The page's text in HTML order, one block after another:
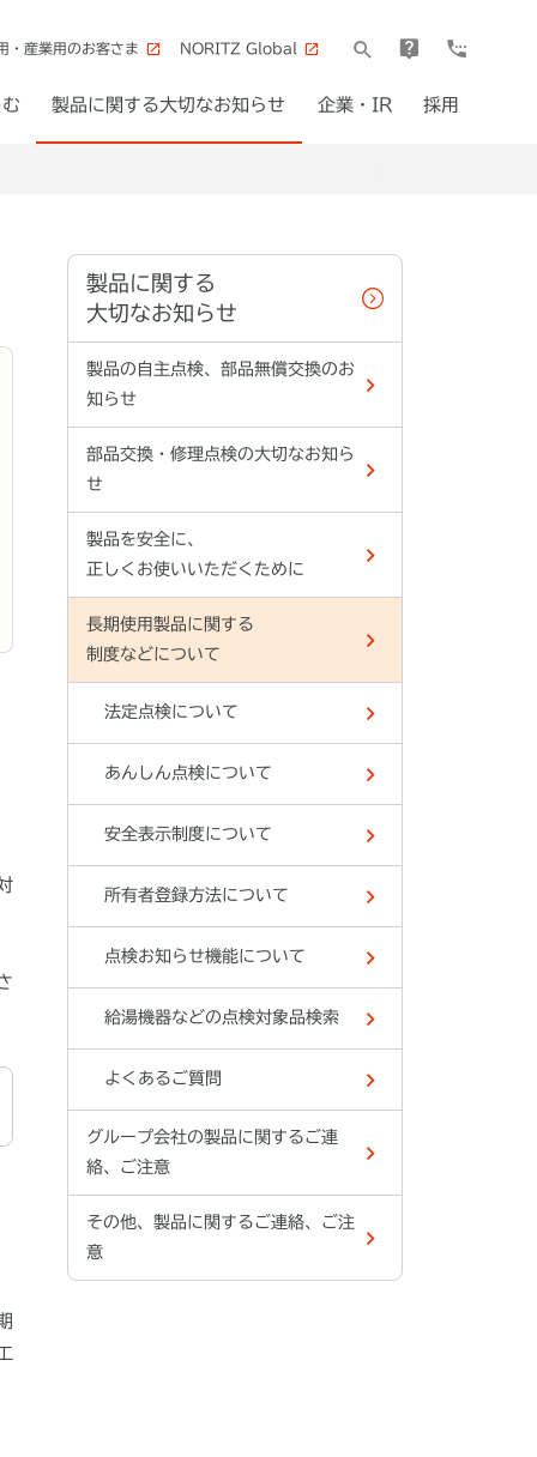
・産業用のお客さま NORITZ Global
製品に関する大切なお知らせ 企業・IR 採用
製品に関する
大切なお知らせ
製品の自主点検、部品無償交換のお
知らせ
部品交換・修理点検の大切なお知ら
せ
製品を安全に、
正しくお使いいただくために
長期使用製品に関する
制度などについて
法定点検について
あんしん点検について
安全表示制度について
所有者登録方法について
点検お知らせ機能について
給湯機器などの点検対象品検索
よくあるご質問
グループ会社の製品に関するご連
絡、ご注意
その他、製品に関するご連絡、ご注
意